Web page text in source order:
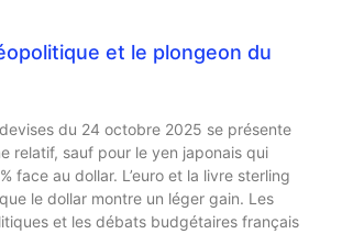
et le plongeon du
du 24 octobre 2025 se présente
relatif, sauf pour le yen japonais qui
face au dollar. L’euro et la livre sterling
le dollar montre un léger gain. Les
et les débats budgétaires français